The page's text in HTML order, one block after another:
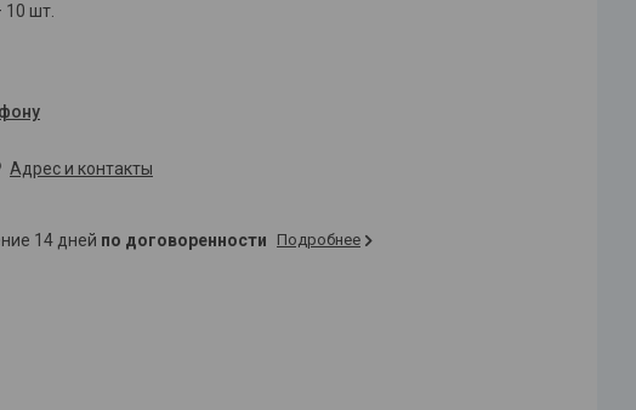
шт.
Адрес и контакты
14 дней по договоренности Подробнее